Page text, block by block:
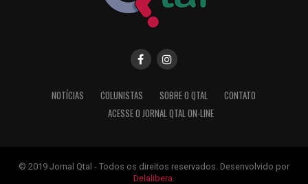
NOTÍCIAS COLUNISTAS SOBRE O QTAL
CONTATO
ACESSE O JORNAL QTAL ON-LINE
© 2019 Jornal Qtal - Todos os direitos reservados. Desenvolvido por
Delalibera.